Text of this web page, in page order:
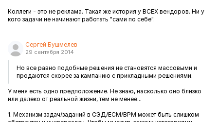
Коллеги - это не реклама. Такая же история у ВСЕХ вендоров. Ни у
кого задачи не начинают работать "сами по себе".
Сергей Бушмелев
29 сентября 2014
Но все равно подобные решения не становятся массовыми и
продаются скорее за кампанию с прикладными решениями.
У меня есть одно предположение. Не знаю, насколько оно близко
или далеко от реальной жизни, тем не менее...
1. Механизм задач/заданий в СЭД/ECM/BPM может быть слишком